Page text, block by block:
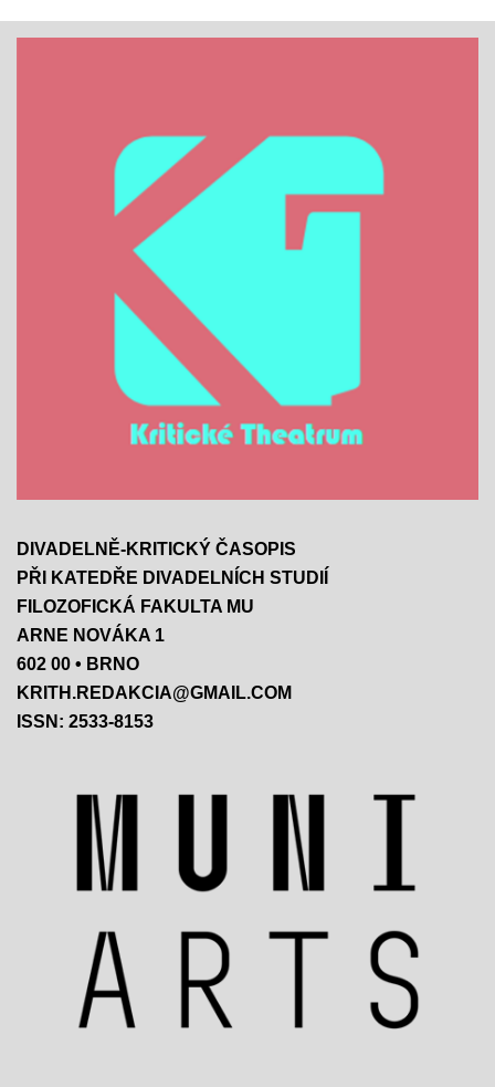
DIVADELNĚ-KRITICKÝ ČASOPIS
PŘI KATEDŘE DIVADELNÍCH STUDIÍ
FILOZOFICKÁ FAKULTA MU
ARNE NOVÁKA 1
602 00 • BRNO
KRITH.REDAKCIA@GMAIL.COM
ISSN: 2533-8153